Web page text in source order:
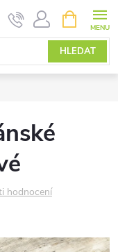
HLEDAT
NÁKUPNÍ
KOŠÍK
hodnocení